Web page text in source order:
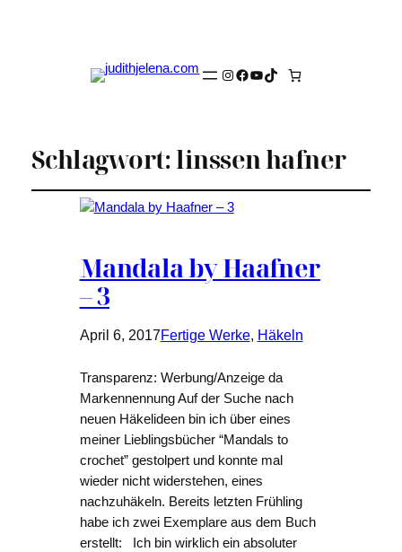
Instagram
Facebook
YouTube
TikTok
Schlagwort:linssen hafner
Mandala by Haafner
– 3
April 6, 2017Fertige Werke, Häkeln
Transparenz: Werbung/Anzeige da
Markennennung Auf der Suche nach
neuen Häkelideen bin ich über eines
meiner Lieblingsbücher “Mandals to
crochet” gestolpert und konnte mal
wieder nicht widerstehen, eines
nachzuhäkeln. Bereits letzten Frühling
habe ich zwei Exemplare aus dem Buch
erstellt: Ich bin wirklich ein absoluter